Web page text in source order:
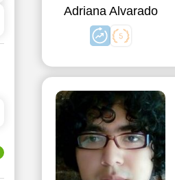
Adriana Alvarado